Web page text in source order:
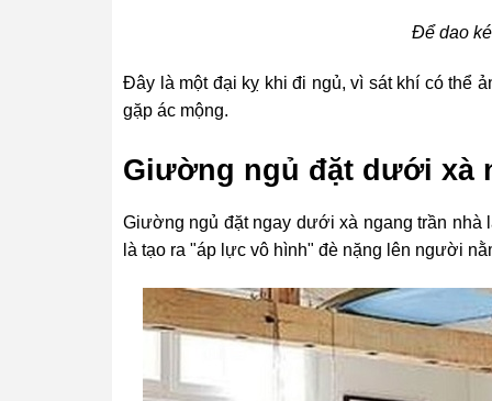
Để dao
Đây là một đại kỵ khi đi ngủ, vì sát khí có thể
gặp ác mộng.
Giường ngủ đặt dưới xà
Giường ngủ đặt ngay dưới xà ngang trần nhà
là tạo ra "áp lực vô hình" đè nặng lên người